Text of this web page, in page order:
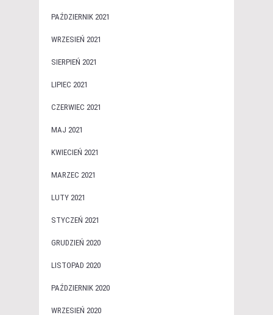
PAŹDZIERNIK 2021
WRZESIEŃ 2021
SIERPIEŃ 2021
LIPIEC 2021
CZERWIEC 2021
MAJ 2021
KWIECIEŃ 2021
MARZEC 2021
LUTY 2021
STYCZEŃ 2021
GRUDZIEŃ 2020
LISTOPAD 2020
PAŹDZIERNIK 2020
WRZESIEŃ 2020